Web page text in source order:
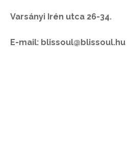
Varsányi Irén utca 26-34.
E-mail: blissoul@blissoul.hu